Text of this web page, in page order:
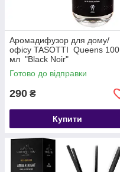
Аромадифузор для дому/
офісу TASOTTI Queens 100
мл "Black Noir"
Готово до відправки
290 ₴
Купити